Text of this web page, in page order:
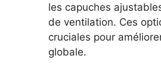
les capuches
de ventilation. Ces
cruciales pour
globale.